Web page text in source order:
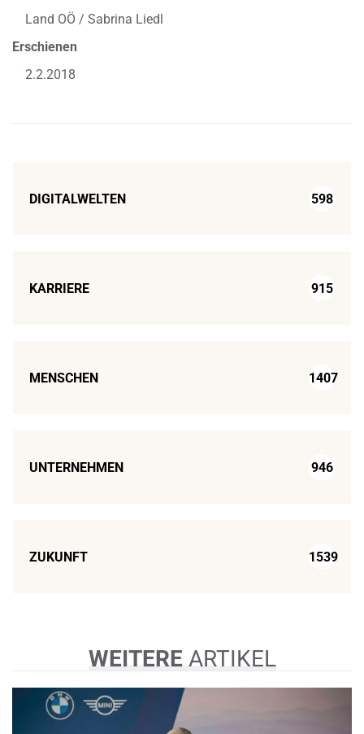
Land OÖ / Sabrina Liedl
Erschienen
2.2.2018
DIGITALWELTEN 598
KARRIERE 915
MENSCHEN 1407
UNTERNEHMEN 946
ZUKUNFT 1539
WEITEREARTIKEL